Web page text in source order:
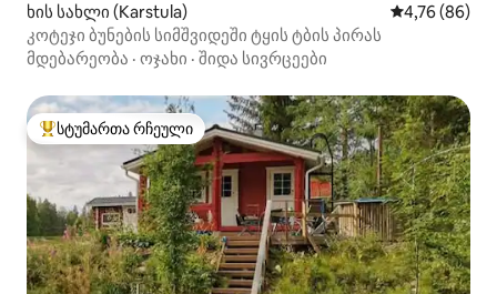
ხის სახლი (Karstula) საშუალო
4,76 (86)
კოტეჯი ბუნების სიმშვიდეში ტყის ტბის პირას
მდებარეობა · ოჯახი · შიდა სივრცეები
სტუმართა რჩეული მოწინავე ვარიანტი
სტუმართა რჩეული